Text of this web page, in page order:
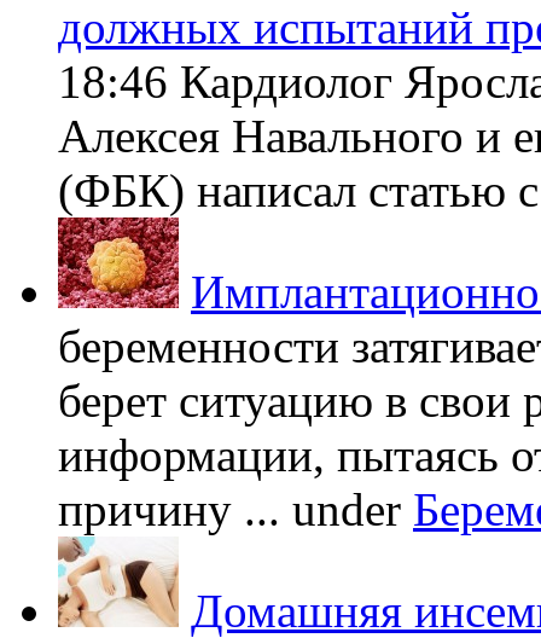
должных испытаний
18:46 Кардиолог
Алексея Навального и
(ФБК) написал статью
беременности
берет ситуацию в свои
информации, пытаясь
причину ... under
Домашняя